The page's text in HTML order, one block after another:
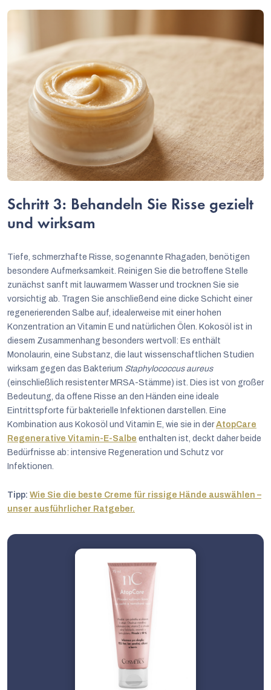
Schritt 3: Behandeln Sie Risse gezielt
und wirksam
Tiefe, schmerzhafte Risse, sogenannte Rhagaden, benötigen
besondere Aufmerksamkeit. Reinigen Sie die betroffene Stelle
zunächst sanft mit lauwarmem Wasser und trocknen Sie sie
vorsichtig ab. Tragen Sie anschließend eine dicke Schicht einer
regenerierenden Salbe auf, idealerweise mit einer hohen
Konzentration an Vitamin E und natürlichen Ölen. Kokosöl ist in
diesem Zusammenhang besonders wertvoll: Es enthält
Monolaurin, eine Substanz, die laut wissenschaftlichen Studien
wirksam gegen das Bakterium Staphylococcus aureus
(einschließlich resistenter MRSA-Stämme) ist. Dies ist von großer
Bedeutung, da offene Risse an den Händen eine ideale
Eintrittspforte für bakterielle Infektionen darstellen. Eine
Kombination aus Kokosöl und Vitamin E, wie sie in derAtopCare
Regenerative Vitamin-E-Salbe enthalten ist, deckt daher beide
Bedürfnisse ab: intensive Regeneration und Schutz vor
Infektionen.
Tipp: Wie Sie die beste Creme für rissige Hände auswählen –
unser ausführlicher Ratgeber.